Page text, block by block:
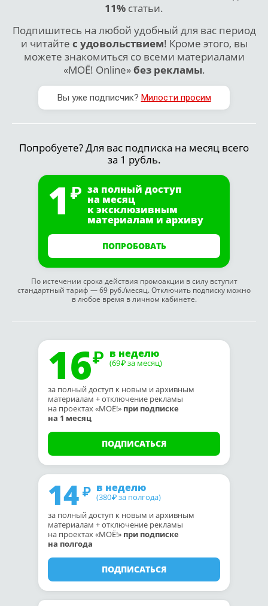
11% статьи.
Подпишитесь на любой удобный для вас период
и читайте с удовольствием! Кроме этого, вы
можете знакомиться со всеми материалами
«МОЁ! Online»без рекламы.
Вы уже подписчик? Милости просим
Попробуете? Для вас подписка на месяц всего
за 1 рубль.
1 за полный доступ
на месяц
к эксклюзивным
материалам и архиву
ПОПРОБОВАТЬ
По истечении срока действия промоакции в силу вступит
стандартный тариф — 69 руб./месяц. Отключить подписку можно
в любое время в личном кабинете.
16 в неделю
(69₽ за месяц)
за полный доступ к новым и архивным
материалам + отключение рекламы
на проектах «МОЁ!» при подписке
на 1 месяц
ПОДПИСАТЬСЯ
14 в неделю
(380₽ за полгода)
за полный доступ к новым и архивным
материалам + отключение рекламы
на проектах «МОЁ!» при подписке
на полгода
ПОДПИСАТЬСЯ